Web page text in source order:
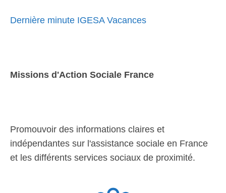
Dernière minute IGESA Vacances
Missions d'Action Sociale France
Promouvoir des informations claires et
indépendantes sur l'assistance sociale en France
et les différents services sociaux de proximité.